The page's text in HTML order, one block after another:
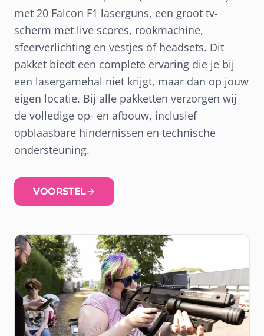
met 20 Falcon F1 laserguns, een groot tv-
scherm met live scores, rookmachine,
sfeerverlichting en vestjes of headsets. Dit
pakket biedt een complete ervaring die je bij
een lasergamehal niet krijgt, maar dan op jouw
eigen locatie. Bij alle pakketten verzorgen wij
de volledige op- en afbouw, inclusief
opblaasbare hindernissen en technische
ondersteuning.
VOORSTEL